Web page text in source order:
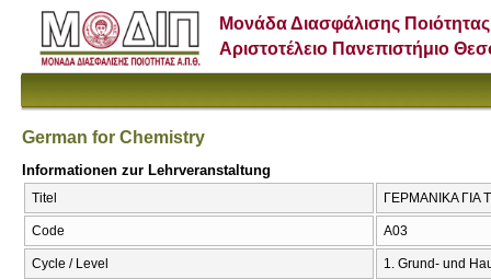
Μονάδα Διασφάλισης Ποιότητας
Αριστοτέλειο Πανεπιστήμιο
German for Chemistry
Informationen zur Lehrveranstaltung
Titel ΓΕΡΜΑΝΙΚΑ ΓΙΑ
Code Α03
Cycle / Level 1. Grund- und